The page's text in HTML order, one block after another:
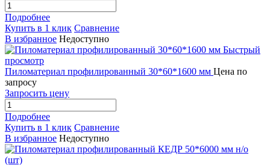
Подробнее
Купить в 1 клик Сравнение
В избранное Недоступно
Быстрый
просмотр
Пиломатериал профилированный 30*60*1600 мм Цена по
запросу
Запросить цену
Подробнее
Купить в 1 клик Сравнение
В избранное Недоступно